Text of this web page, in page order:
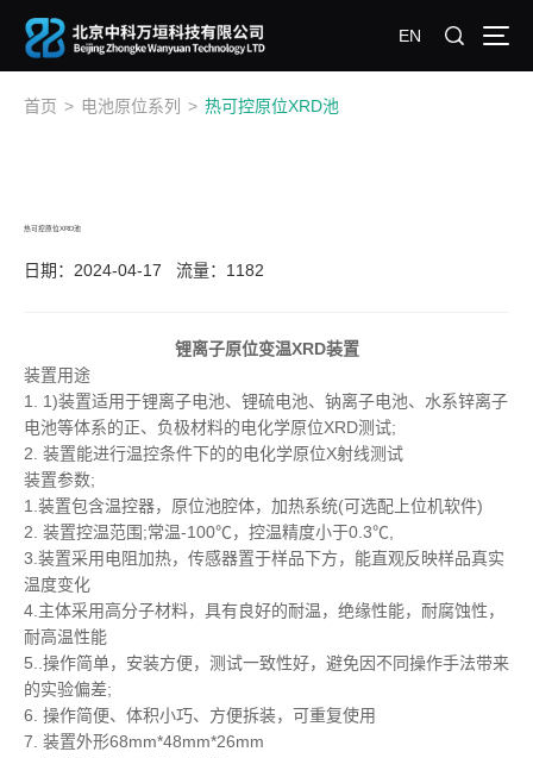
EN
首页 > 电池原位系列 > 热可控原位XRD池
热可控原位XRD池
日期：2024-04-17 流量：1182
锂离子原位变温XRD装置
装置用途
1. 1)装置适用于锂离子电池、锂硫电池、钠离子电池、水系锌离子
电池等体系的正、负极材料的电化学原位XRD测试;
2. 装置能进行温控条件下的的电化学原位X射线测试
装置参数;
1.装置包含温控器，原位池腔体，加热系统(可选配上位机软件)
2. 装置控温范围;常温-100℃，控温精度小于0.3℃,
3.装置采用电阻加热，传感器置于样品下方，能直观反映样品真实
温度变化
4.主体采用高分子材料，具有良好的耐温，绝缘性能，耐腐蚀性，
耐高温性能
5..操作简单，安装方便，测试一致性好，避免因不同操作手法带来
的实验偏差;
6. 操作简便、体积小巧、方便拆装，可重复使用
7. 装置外形68mm*48mm*26mm